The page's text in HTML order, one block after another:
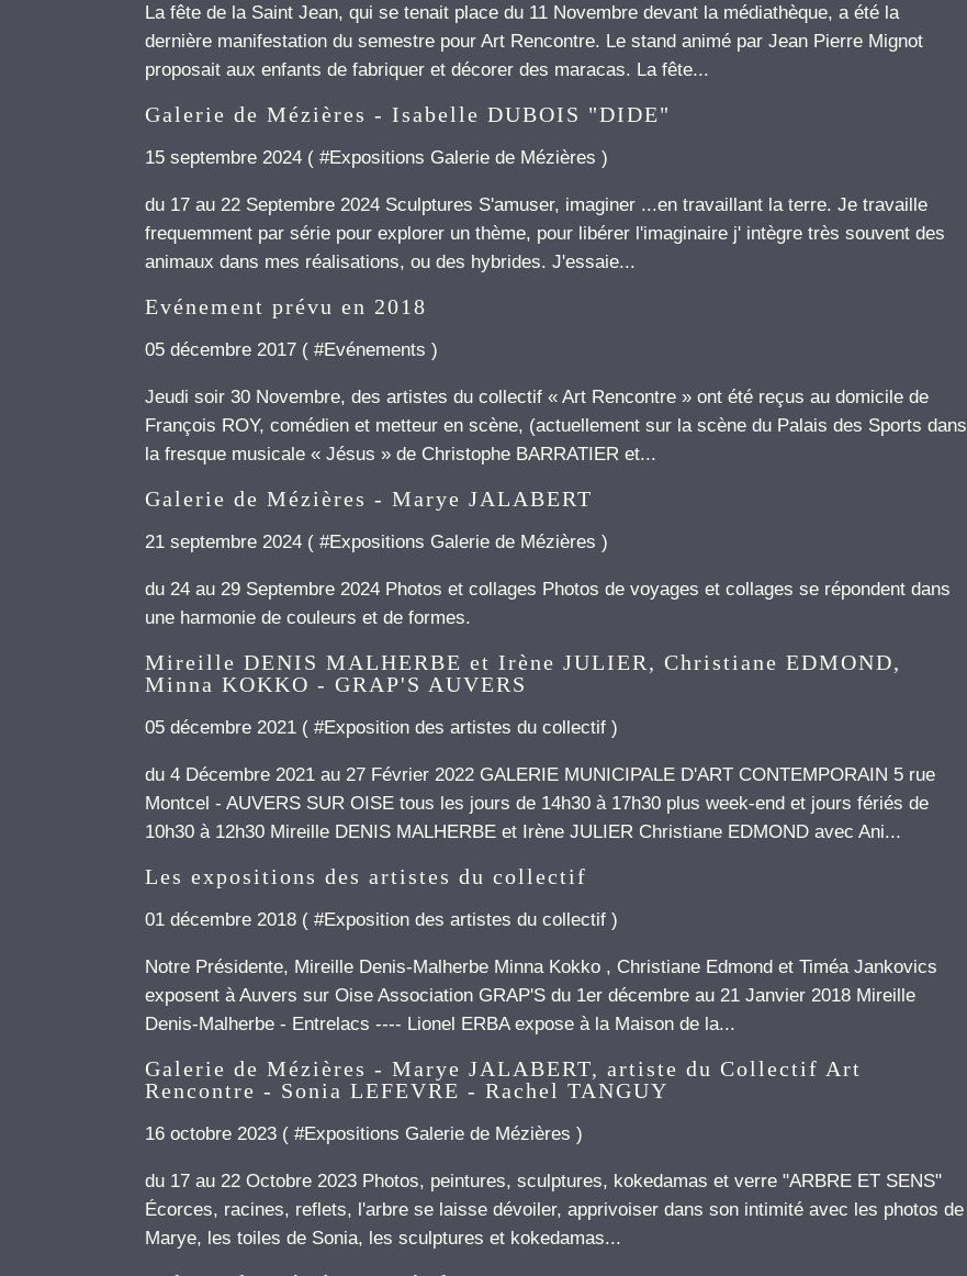
La fête de la Saint Jean, qui se tenait place du 11 Novembre devant la médiathèque, a été la
dernière manifestation du semestre pour Art Rencontre. Le stand animé par Jean Pierre Mignot
proposait aux enfants de fabriquer et décorer des maracas. La fête...
Galerie de Mézières - Isabelle DUBOIS "DIDE"
15 septembre 2024 ( #Expositions Galerie de Mézières )
du 17 au 22 Septembre 2024 Sculptures S'amuser, imaginer ...en travaillant la terre. Je travaille
frequemment par série pour explorer un thème, pour libérer l'imaginaire j' intègre très souvent des
animaux dans mes réalisations, ou des hybrides. J'essaie...
Evénement prévu en 2018
05 décembre 2017 ( #Evénements )
Jeudi soir 30 Novembre, des artistes du collectif « Art Rencontre » ont été reçus au domicile de
François ROY, comédien et metteur en scène, (actuellement sur la scène du Palais des Sports dans
la fresque musicale « Jésus » de Christophe BARRATIER et...
Galerie de Mézières - Marye JALABERT
21 septembre 2024 ( #Expositions Galerie de Mézières )
du 24 au 29 Septembre 2024 Photos et collages Photos de voyages et collages se répondent dans
une harmonie de couleurs et de formes.
Mireille DENIS MALHERBE et Irène JULIER, Christiane EDMOND,
Minna KOKKO - GRAP'S AUVERS
05 décembre 2021 ( #Exposition des artistes du collectif )
du 4 Décembre 2021 au 27 Février 2022 GALERIE MUNICIPALE D'ART CONTEMPORAIN 5 rue
Montcel - AUVERS SUR OISE tous les jours de 14h30 à 17h30 plus week-end et jours fériés de
10h30 à 12h30 Mireille DENIS MALHERBE et Irène JULIER Christiane EDMOND avec Ani...
Les expositions des artistes du collectif
01 décembre 2018 ( #Exposition des artistes du collectif )
Notre Présidente, Mireille Denis-Malherbe Minna Kokko , Christiane Edmond et Timéa Jankovics
exposent à Auvers sur Oise Association GRAP'S du 1er décembre au 21 Janvier 2018 Mireille
Denis-Malherbe - Entrelacs ---- Lionel ERBA expose à la Maison de la...
Galerie de Mézières - Marye JALABERT, artiste du Collectif Art
Rencontre - Sonia LEFEVRE - Rachel TANGUY
16 octobre 2023 ( #Expositions Galerie de Mézières )
du 17 au 22 Octobre 2023 Photos, peintures, sculptures, kokedamas et verre "ARBRE ET SENS"
Écorces, racines, reflets, l'arbre se laisse dévoiler, apprivoiser dans son intimité avec les photos de
Marye, les toiles de Sonia, les sculptures et kokedamas...